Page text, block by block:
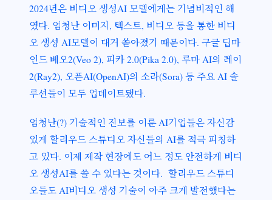
2024년은 비디오 생성AI 모델에게는 기념비적인 해
였다. 엄청난 이미지, 텍스트, 비디오 등을 통한 비디
오 생성 AI모델이 대거 쏟아졌기 때문이다. 구글 딥마
인드 베오2(Veo 2), 피카 2.0(Pika 2.0), 루마 AI의 레이
2(Ray2), 오픈AI(OpenAI)의 소라(Sora) 등 주요 AI 솔
루션들이 모두 업데이트됐다.
엄청난(?) 기술적인 진보를 이룬 AI기업들은 자신감
있게 할리우드 스튜디오 자신들의 AI를 적극 피칭하
고 있다. 이제 제작 현장에도 어느 정도 안전하게 비디
오 생성AI를 쓸 수 있다는 것이다. 할리우드 스튜디
오들도 AI비디오 생성 기술이 아주 크게 발전했다는